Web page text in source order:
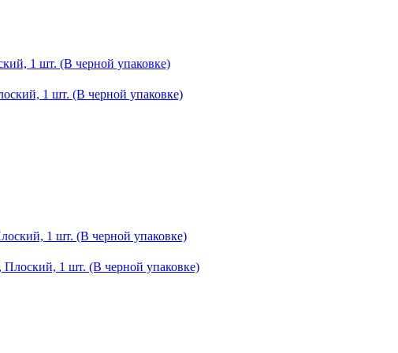
1 шт. (В черной упаковке)
1 шт. (В черной упаковке)